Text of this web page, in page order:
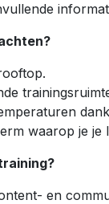
waarop je je
en